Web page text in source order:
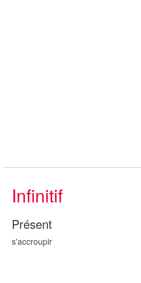
Infinitif
Présent
s'accroupir